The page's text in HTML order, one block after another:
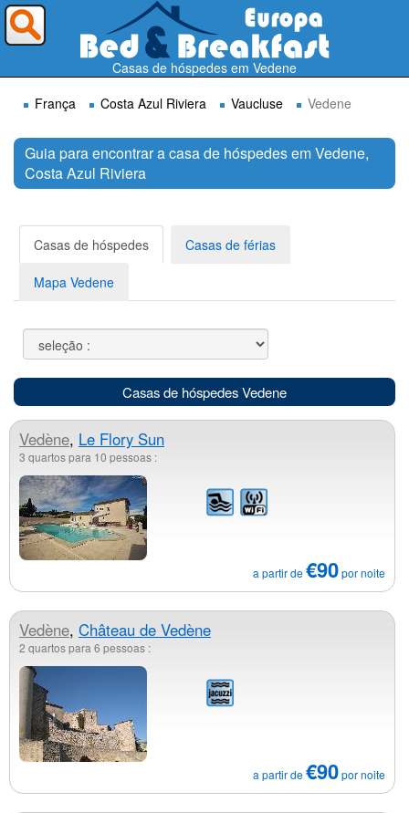
Casas de hóspedes em Vedene
França
Costa Azul Riviera Vaucluse Vedene
Guia para encontrar a casa de hóspedes em Vedene,
Costa Azul Riviera
Casas de hóspedes Casas de férias
Mapa Vedene
Casas de hóspedes Vedene
Vedène, Le Flory Sun
3 quartos para 10 pessoas :
a partir de€90por noite
Vedène, Château de Vedène
2 quartos para 6 pessoas :
a partir de€90por noite
Para onde deseja ir ?